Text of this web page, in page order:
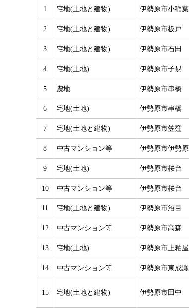
1 宅地(土地と建物) 伊勢原市小稲葉
2 宅地(土地と建物) 伊勢原市板戸
3 宅地(土地と建物) 伊勢原市石田
4 宅地(土地) 伊勢原市子易
5 農地 伊勢原市串橋
6 宅地(土地) 伊勢原市串橋
7 宅地(土地と建物) 伊勢原市笠窪
8 中古マンション等 伊勢原市伊勢原
9 宅地(土地) 伊勢原市桜台
10 中古マンション等 伊勢原市桜台
11 宅地(土地と建物) 伊勢原市沼目
12 中古マンション等 伊勢原市高森
13 宅地(土地) 伊勢原市上粕屋
14 中古マンション等 伊勢原市東成瀬
15 宅地(土地と建物) 伊勢原市田中